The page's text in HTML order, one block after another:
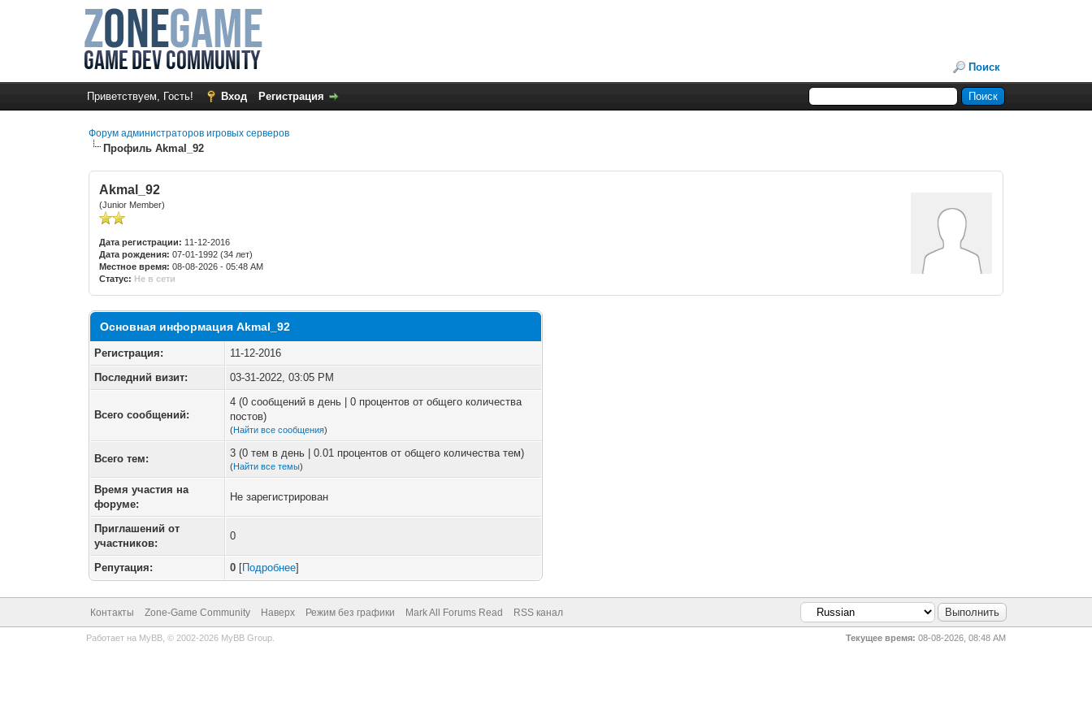
Поиск
Приветствуем, Гость! Вход Регистрация
Форум администраторов игровых серверов
Профиль Akmal_92
Akmal_92
(Junior Member)
Дата регистрации: 11-12-2016
Дата рождения: 07-01-1992 (34 лет)
Местное время: 08-08-2026 - 05:48 AM
Статус: Не в сети
Основная информация Akmal_92
Регистрация:
11-12-2016
Последний визит:
03-31-2022, 03:05 PM
Всего сообщений:
4 (0 сообщений в день | 0 процентов от общего количества
постов)
(Найти все сообщения)
Всего тем: 3 (0 тем в день | 0.01 процентов от общего количества тем)
(Найти все темы)
Время участия на
форуме:
Не зарегистрирован
Приглашений от
участников:
0
Репутация: 0 [Подробнее]
Контакты Zone-Game Community Наверх Режим без графики Mark All Forums Read RSS канал
Текущее время: 08-08-2026, 08:48 AM
Работает на MyBB, © 2002-2026 MyBB Group.